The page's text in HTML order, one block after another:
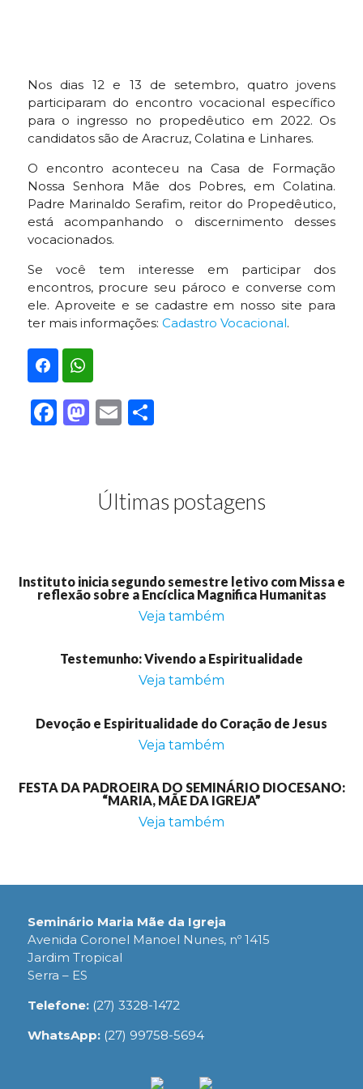
Nos dias 12 e 13 de setembro, quatro jovens
participaram do encontro vocacional específico
para o ingresso no propedêutico em 2022. Os
candidatos são de Aracruz, Colatina e Linhares.
O encontro aconteceu na Casa de Formação
Nossa Senhora Mãe dos Pobres, em Colatina.
Padre Marinaldo Serafim, reitor do Propedêutico,
está acompanhando o discernimento desses
vocacionados.
Se você tem interesse em participar dos
encontros, procure seu pároco e converse com
ele. Aproveite e se cadastre em nosso site para
ter mais informações: Cadastro Vocacional.
Facebook
Mastodon
EmailShare
Últimas postagens
Instituto inicia segundo semestre letivo com Missa e
reflexão sobre a Encíclica Magnifica Humanitas
Veja também
Testemunho: Vivendo a Espiritualidade
Veja também
Devoção e Espiritualidade do Coração de Jesus
Veja também
FESTA DA PADROEIRA DO SEMINÁRIO DIOCESANO:
“MARIA, MÃE DA IGREJA”
Veja também
Seminário Maria Mãe da Igreja
Avenida Coronel Manoel Nunes, nº 1415
Jardim Tropical
Serra – ES
Telefone: (27) 3328-1472
WhatsApp: (27) 99758-5694